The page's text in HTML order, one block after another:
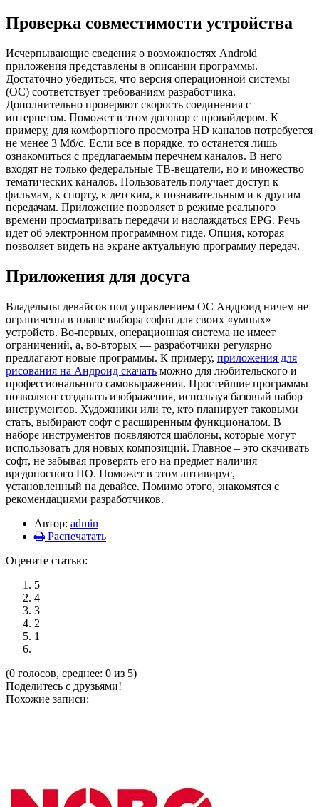
Проверка совместимости устройства
Исчерпывающие сведения о возможностях Android
приложения представлены в описании программы.
Достаточно убедиться, что версия операционной системы
(ОС) соответствует требованиям разработчика.
Дополнительно проверяют скорость соединения с
интернетом. Поможет в этом договор с провайдером. К
примеру, для комфортного просмотра HD каналов потребуется
не менее 3 Мб/с. Если все в порядке, то останется лишь
ознакомиться с предлагаемым перечнем каналов. В него
входят не только федеральные ТВ-вещатели, но и множество
тематических каналов. Пользователь получает доступ к
фильмам, к спорту, к детским, к познавательным и к другим
передачам. Приложение позволяет в режиме реального
времени просматривать передачи и наслаждаться EPG. Речь
идет об электронном программном гиде. Опция, которая
позволяет видеть на экране актуальную программу передач.
Приложения для досуга
Владельцы девайсов под управлением ОС Андроид ничем не
ограничены в плане выбора софта для своих «умных»
устройств. Во-первых, операционная система не имеет
ограничений, а, во-вторых — разработчики регулярно
предлагают новые программы. К примеру, приложения для
рисования на Андроид скачать можно для любительского и
профессионального самовыражения. Простейшие программы
позволяют создавать изображения, используя базовый набор
инструментов. Художники или те, кто планирует таковыми
стать, выбирают софт с расширенным функционалом. В
наборе инструментов появляются шаблоны, которые могут
использовать для новых композиций. Главное – это скачивать
софт, не забывая проверять его на предмет наличия
вредоносного ПО. Поможет в этом антивирус,
установленный на девайсе. Помимо этого, знакомятся с
рекомендациями разработчиков.
Автор: admin
Распечатать
Оцените статью:
5
4
3
2
1
(0 голосов, среднее: 0 из 5)
Поделитесь с друзьями!
Похожие записи: